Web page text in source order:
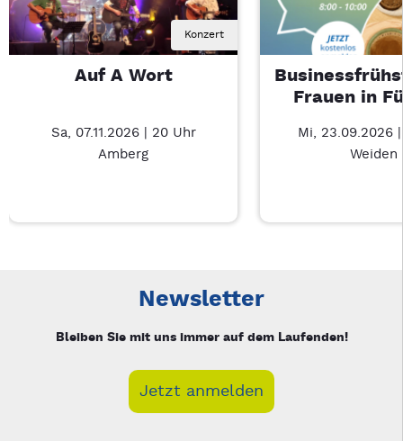
Konzert
Auf A Wort
Sa, 07.11.2026 | 20 Uhr
Amberg
Frauen in
Mi, 23.09.2026
Weiden
Newsletter
Bleiben Sie mit uns immer auf dem Laufenden!
Jetzt anmelden